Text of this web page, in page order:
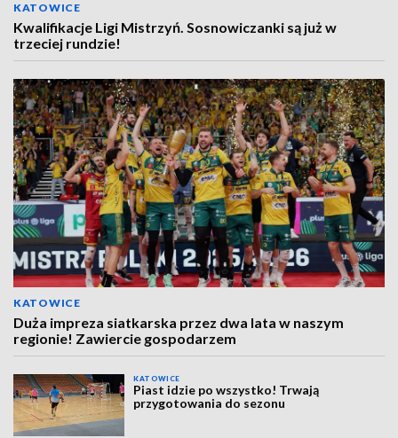
KATOWICE
Kwalifikacje Ligi Mistrzyń. Sosnowiczanki są już w
trzeciej rundzie!
KATOWICE
Duża impreza siatkarska przez dwa lata w naszym
regionie! Zawiercie gospodarzem
KATOWICE
Piast idzie po wszystko! Trwają
przygotowania do sezonu